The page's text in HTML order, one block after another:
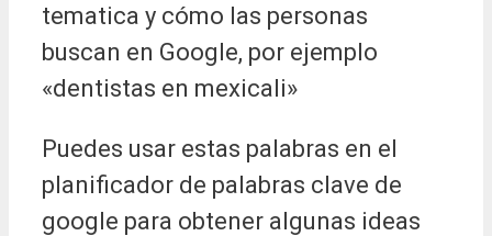
tematica y cómo las personas
buscan en Google, por ejemplo
«dentistas en mexicali»
Puedes usar estas palabras en el
planificador de palabras clave de
google para obtener algunas ideas